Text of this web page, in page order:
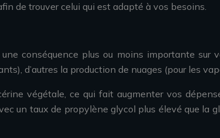
de trouver celui qui est adapté à vos besoins.
conséquence plus ou moins importante sur
d’autres la production de nuages (pour les
végétale, ce qui fait augmenter vos
un taux de propylène glycol plus élevé que la